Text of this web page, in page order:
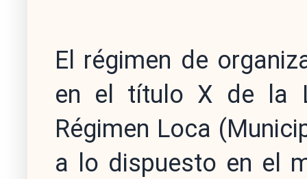
El régimen de
en el título X de la
Régimen Loca
a lo dispuesto en el